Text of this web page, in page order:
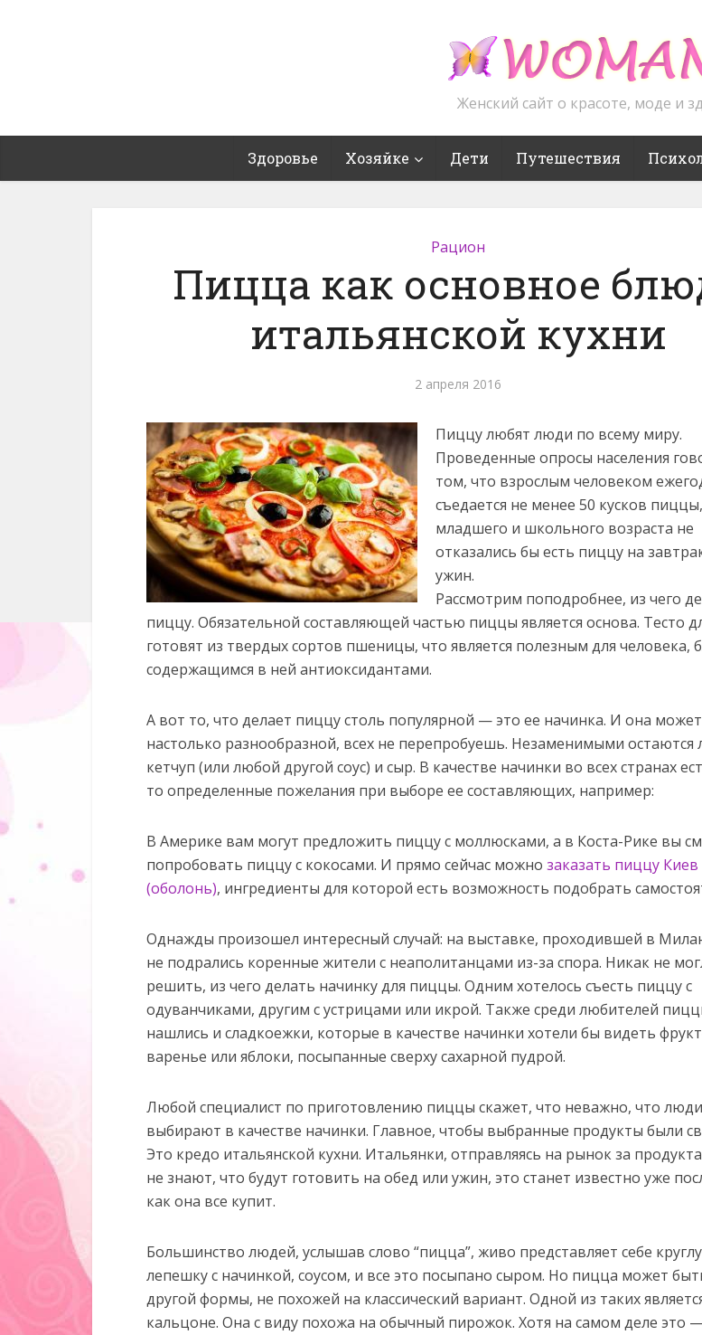
Женский сайт о красоте, моде и
Здоровье Хозяйке Дети Путешествия
Рацион
Пицца как основное
итальянской кухни
2 апреля 2016
Пиццу любят люди по всему миру.
Проведенные опросы населения
том, что взрослым человеком
съедается не менее 50 кусков
младшего и школьного возраста не
отказались бы есть пиццу на
ужин.
Рассмотрим поподробнее, из чего
пиццу. Обязательной составляющей частью пиццы является основа. Тесто
готовят из твердых сортов пшеницы, что является полезным для человека,
содержащимся в ней антиоксидантами.
А вот то, что делает пиццу столь популярной — это ее начинка. И она
настолько разнообразной, всех не перепробуешь. Незаменимыми остаются
кетчуп (или любой другой соус) и сыр. В качестве начинки во всех странах
то определенные пожелания при выборе ее составляющих, например:
В Америке вам могут предложить пиццу с моллюсками, а в Коста-Рике вы
попробовать пиццу с кокосами. И прямо сейчас можно заказать пиццу Киев
(оболонь), ингредиенты для которой есть возможность подобрать
Однажды произошел интересный случай: на выставке, проходившей в
не подрались коренные жители с неаполитанцами из-за спора. Никак не
решить, из чего делать начинку для пиццы. Одним хотелось съесть пиццу с
одуванчиками, другим с устрицами или икрой. Также среди любителей
нашлись и сладкоежки, которые в качестве начинки хотели бы видеть
варенье или яблоки, посыпанные сверху сахарной пудрой.
Любой специалист по приготовлению пиццы скажет, что неважно, что люди
выбирают в качестве начинки. Главное, чтобы выбранные продукты были
Это кредо итальянской кухни. Итальянки, отправляясь на рынок за
не знают, что будут готовить на обед или ужин, это станет известно уже
как она все купит.
Большинство людей, услышав слово “пицца”, живо представляет себе
лепешку с начинкой, соусом, и все это посыпано сыром. Но пицца может
другой формы, не похожей на классический вариант. Одной из таких
кальцоне. Она с виду похожа на обычный пирожок. Хотя на самом деле это